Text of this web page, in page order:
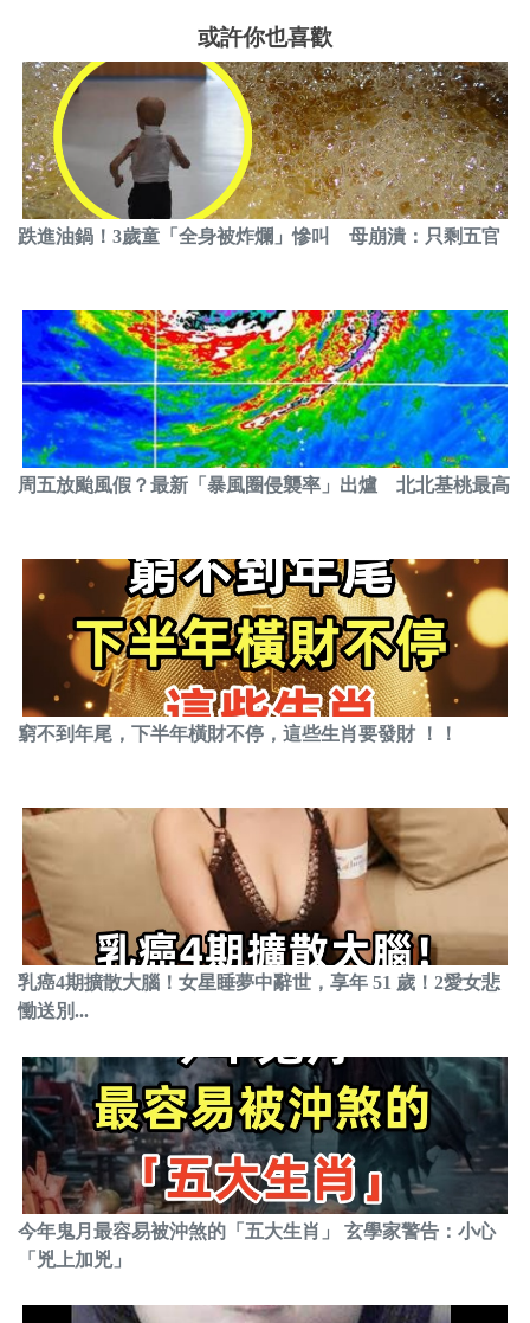
或許你也喜歡
跌進油鍋！3歲童「全身被炸爛」慘叫 母崩潰：只剩五官
周五放颱風假？最新「暴風圈侵襲率」出爐 北北基桃最高
窮不到年尾，下半年橫財不停，這些生肖要發財 ！！
乳癌4期擴散大腦！女星睡夢中辭世，享年 51 歲！2愛女悲
慟送別...
今年鬼月最容易被沖煞的「五大生肖」 玄學家警告：小心
「兇上加兇」